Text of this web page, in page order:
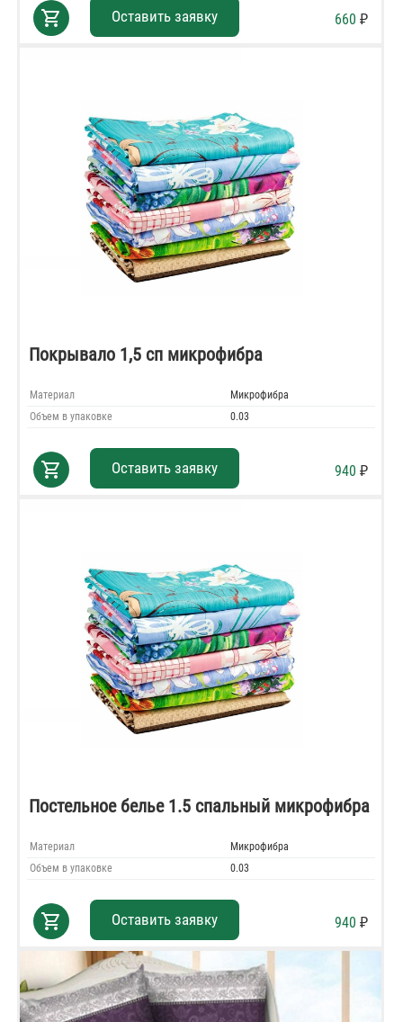
shopping_cart Оставить заявку 660 ₽
Покрывало 1,5 сп микрофибра
Материал
Микрофибра
Объем в упаковке
0.03
shopping_cart Оставить заявку 940 ₽
Постельное белье 1.5 спальный микрофибра
Материал
Микрофибра
Объем в упаковке
0.03
shopping_cart Оставить заявку 940 ₽